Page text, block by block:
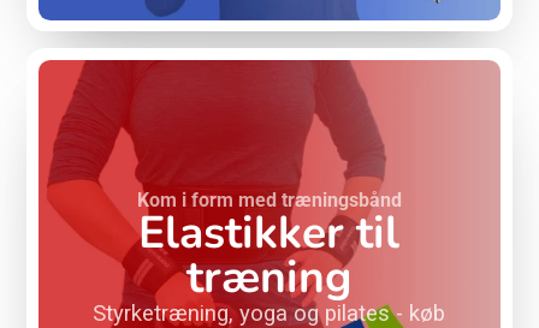
Kom i form med træningsbånd
Elastikker til
træning
Styrketræning, yoga og pilates - køb